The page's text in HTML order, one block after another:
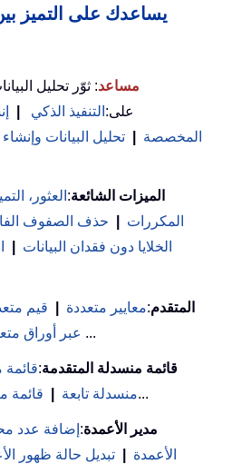
KUTOOLS AI مساعد: ثوّر تحليل
على: التنفيذ الذكي
المخصصة
تحليل البيانات
الميزات الشائعة: العثور،
المكررات
حذف الصفوف
الخلايا دون فقدان البيانات
بحث VLookup المتقدم:معايير متعددة قيم
عبر أوراق ...
قائمة منسدلة المتقدمة:
منسدلة تابعة
قائمة ...
مدير الأعمدة: إضافة عدد
الأعمدة
تبديل حالة ظهور